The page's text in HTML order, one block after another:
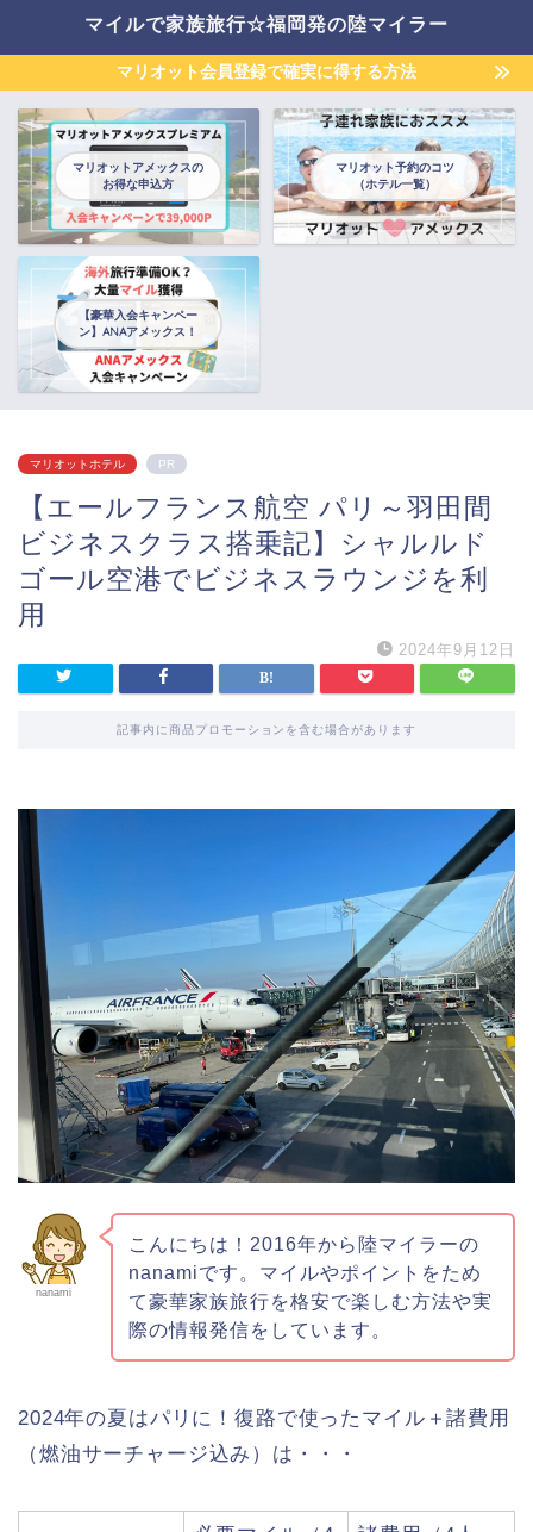
マイルで家族旅行☆福岡発の陸マイラー
マリオット会員登録で確実に得する方法
マリオットアメックスの
お得な申込方
マリオット予約のコツ
（ホテル一覧）
【豪華入会キャンペー
ン】ANAアメックス！
マリオットホテル PR
【エールフランス航空 パリ～羽田間
ビジネスクラス搭乗記】シャルルド
ゴール空港でビジネスラウンジを利
用
2024年9月12日
記事内に商品プロモーションを含む場合があります
nanami
こんにちは！2016年から陸マイラーの
nanamiです。マイルやポイントをため
て豪華家族旅行を格安で楽しむ方法や実
際の情報発信をしています。
2024年の夏はパリに！復路で使ったマイル＋諸費用
（燃油サーチャージ込み）は・・・